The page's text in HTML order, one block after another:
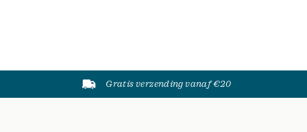
Gratis verzending vanaf €20